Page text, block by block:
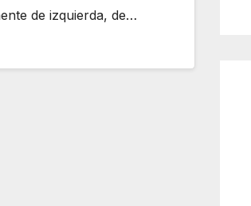
de izquierda, de…